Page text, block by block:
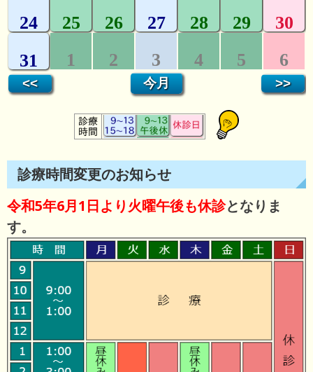
診療時間変更のお知らせ
令和5年6月1日より火曜午後も休診となりま
す。